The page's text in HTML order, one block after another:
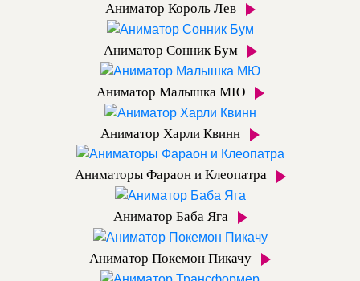
Аниматор Король Лев
Аниматор Сонник Бум
Аниматор Малышка МЮ
Аниматор Харли Квинн
Аниматоры Фараон и Клеопатра
Аниматор Баба Яга
Аниматор Покемон Пикачу